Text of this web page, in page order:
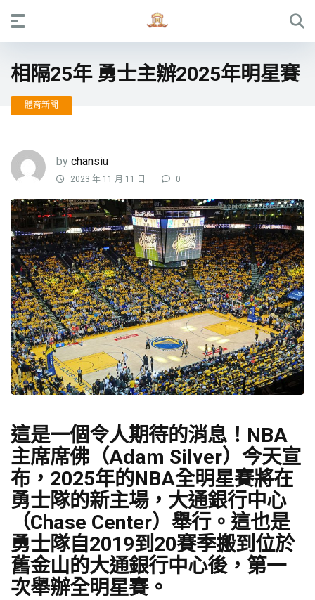
相隔25年 勇士主辦2025年明星賽
體育新聞
by chansiu
2023 年 11 月 11 日 0
這是一個令人期待的消息！NBA
主席席佛（Adam Silver）今天宣
布，2025年的NBA全明星賽將在
勇士隊的新主場，大通銀行中心
（Chase Center）舉行。這也是
勇士隊自2019到20賽季搬到位於
舊金山的大通銀行中心後，第一
次舉辦全明星賽。